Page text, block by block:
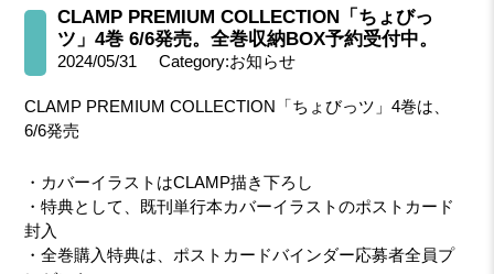
CLAMP PREMIUM COLLECTION「ちょびっ
ツ」4巻 6/6発売。全巻収納BOX予約受付中。
2024/05/31 Category:お知らせ
CLAMP PREMIUM COLLECTION「ちょびっツ」4巻は、
6/6発売
・カバーイラストはCLAMP描き下ろし
・特典として、既刊単行本カバーイラストのポストカード
封入
・全巻購入特典は、ポストカードバインダー応募者全員プ